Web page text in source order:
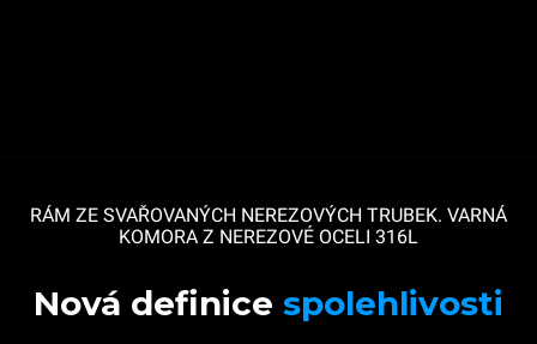
RÁM ZE SVAŘOVANÝCH NEREZOVÝCH TRUBEK. VARNÁ
KOMORA Z NEREZOVÉ OCELI 316L
Nová definice spolehlivosti